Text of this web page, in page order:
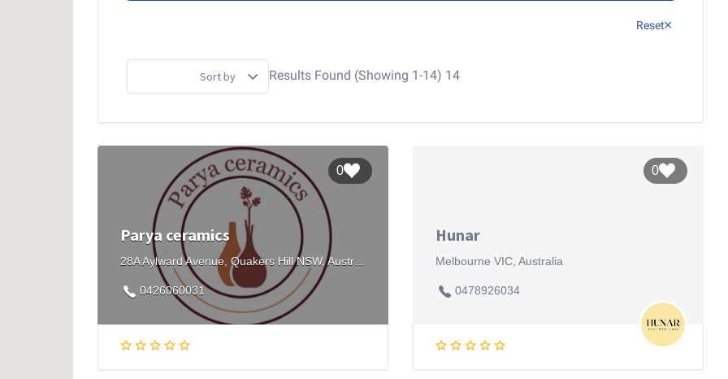
Reset
14 Results Found (Showing 1-14)
0
Parya ceramics
28A Aylward Avenue, Quakers Hill NSW, Australia
0426060031
0
Hunar
Melbourne VIC, Australia
0478926034